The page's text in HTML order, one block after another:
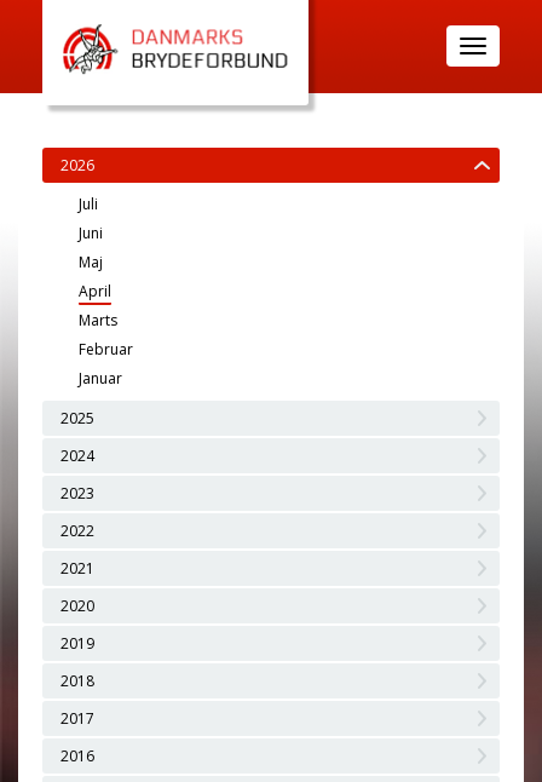
Toggle
navigation
2026
Juli
Juni
Maj
April
Marts
Februar
Januar
2025
2024
2023
2022
2021
2020
2019
2018
2017
2016